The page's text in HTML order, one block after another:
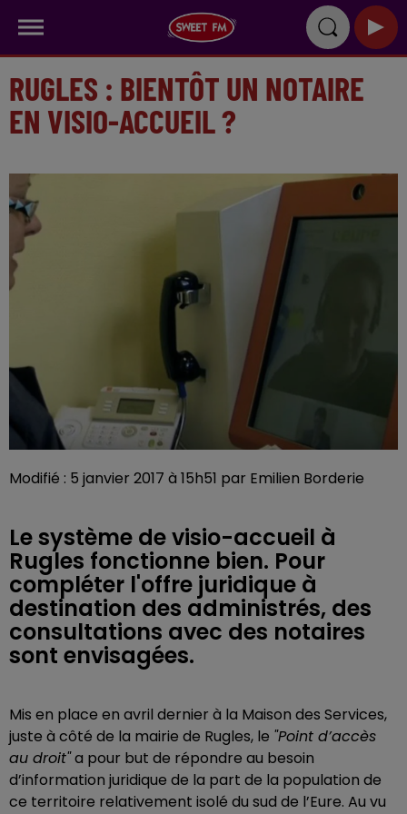
RUGLES : BIENTÔT UN NOTAIRE
EN VISIO-ACCUEIL ?
Modifié : 5 janvier 2017 à 15h51 par Emilien Borderie
Le système de visio-accueil à
Rugles fonctionne bien. Pour
compléter l'offre juridique à
destination des administrés, des
consultations avec des notaires
sont envisagées.
Mis en place en avril dernier à la Maison des Services,
juste à côté de la mairie de Rugles, le "Point d’accès
au droit"a pour but de répondre au besoin
d’information juridique de la part de la population de
ce territoire relativement isolé du sud de l’Eure. Au vu